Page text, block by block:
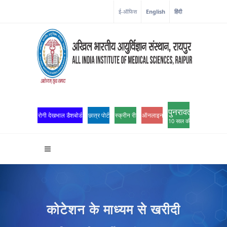
ई-ऑफिस English हिंदी
रोगी देखभाल डैशबोर्ड छात्र पोर्टल स्क्रीन रीडर एक्सेसऑनलाइन ओपीडी पंजीकरण
पुनरावर्तन
10 साल की उत्कृष्टता
कोटेशन के माध्यम से खरीदी